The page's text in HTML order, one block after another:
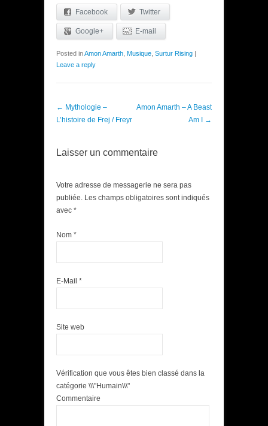
Facebook Twitter
Google+ E-mail
Posted inAmon Amarth Musique Surtur Rising
Leave a reply
Post navigation
← Mythologie –
L’histoire de Frej / Freyr
Amon Amarth – A Beast
Am I
→
Laisser un commentaire
Votre adresse de messagerie ne sera pas
publiée. Les champs obligatoires sont indiqués
avec *
Nom *
E-Mail *
Site web
Vérification que vous êtes bien classé dans la
catégorie \\\"Humain\\\"
Commentaire